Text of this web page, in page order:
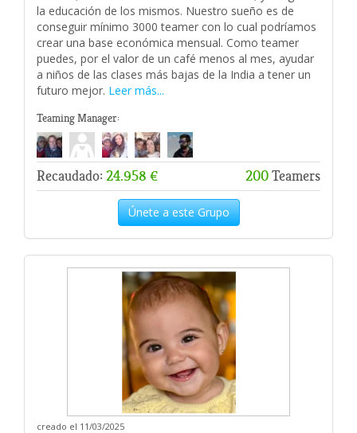
la educación de los mismos. Nuestro sueño es de
conseguir mínimo 3000 teamer con lo cual podríamos
crear una base económica mensual. Como teamer
puedes, por el valor de un café menos al mes, ayudar
a niños de las clases más bajas de la India a tener un
futuro mejor. Leer más...
Teaming Manager:
Recaudado: 24.958 € 200Teamers
Únete a este Grupo
creado el 11/03/2025